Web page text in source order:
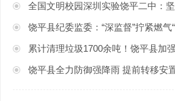
全国文明校园深圳实验饶平二中：
饶平县纪委监委：“深监督”拧紧燃气
累计清理垃圾1700余吨！饶平县加
饶平县全力防御强降雨 提前转移安